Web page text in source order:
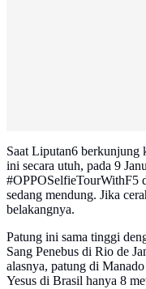
Saat Liputan6 berkunjung
ini secara utuh, pada 9
#OPPOSelfieTourWithF5
sedang mendung. Jika
belakangnya.
Patung ini sama tinggi
Sang Penebus di Rio de
alasnya, patung di
Yesus di Brasil hanya 8